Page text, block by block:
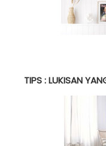
TIPS : LUKISAN